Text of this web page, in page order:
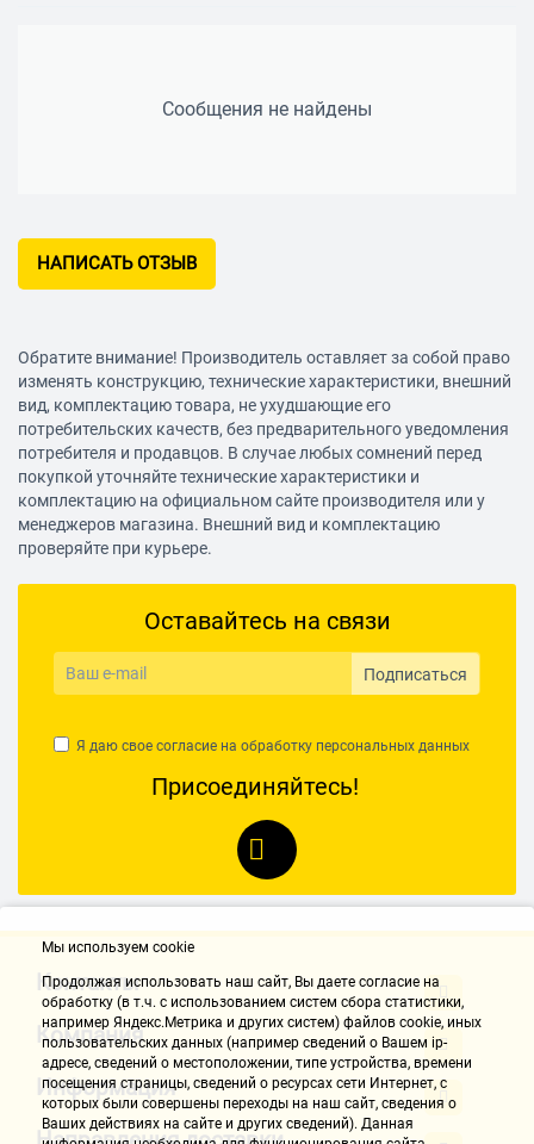
Сообщения не найдены
НАПИСАТЬ ОТЗЫВ
Обратите внимание! Производитель оставляет за собой право
изменять конструкцию, технические характеристики, внешний
вид, комплектацию товара, не ухудшающие его
потребительских качеств, без предварительного уведомления
потребителя и продавцов. В случае любых сомнений перед
покупкой уточняйте технические характеристики и
комплектацию на официальном сайте производителя или у
менеджеров магазина. Внешний вид и комплектацию
проверяйте при курьере.
Оставайтесь на связи
Подписаться
Я даю свое согласие на обработку персональных данных
Присоединяйтесь!
Контакты
Компания
Информация
Мы используем cookie
Продолжая использовать наш cайт, Вы даете согласие на
обработку (в т.ч. с использованием систем сбора статистики,
например Яндекс.Метрика и других систем) файлов cookie, иных
пользовательских данных (например сведений о Вашем ip-
адресе, сведений о местоположении, типе устройства, времени
посещения страницы, сведений о ресурсах сети Интернет, с
которых были совершены переходы на наш сайт, сведения о
Ваших действиях на сайте и других сведений). Данная